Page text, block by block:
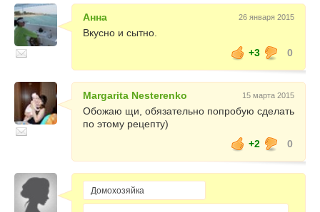
Анна 26 января 2015
Вкусно и сытно.
+3
0
Margarita Nesterenko 15 марта 2015
Обожаю щи, обязательно попробую сделать
по этому рецепту)
+2
0